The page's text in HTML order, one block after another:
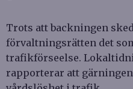
Trots att backningen
förvaltningsrätten det
trafikförseelse.
rapporterar att